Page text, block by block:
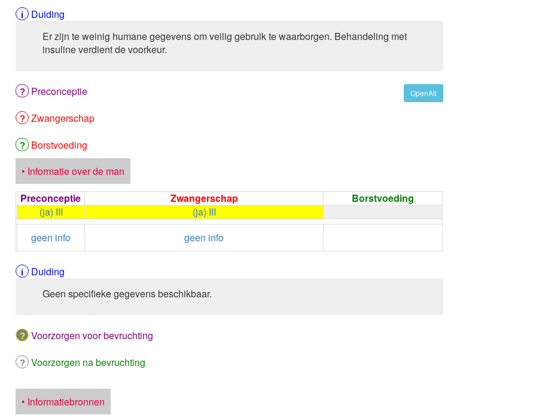
Duiding
Er zijn te weinig humane gegevens om veilig gebruik te waarborgen. Behandeling met
insuline verdient de voorkeur.
OpenAll
Preconceptie
Zwangerschap
Borstvoeding
• Informatie over de man
Preconceptie
Zwangerschap
Borstvoeding
(ja) III
(ja) III
geen info
geen info
Duiding
Geen specifieke gegevens beschikbaar.
Voorzorgen voor bevruchting
Voorzorgen na bevruchting
• Informatiebronnen